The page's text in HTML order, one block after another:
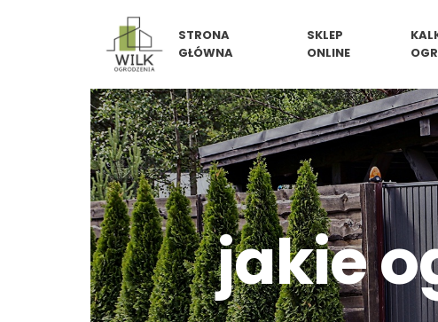
STRONA
GŁÓWNA
SKLEP
ONLINE
jakie